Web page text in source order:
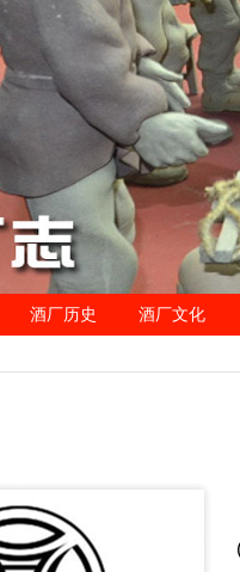
酒厂历史 酒厂文化